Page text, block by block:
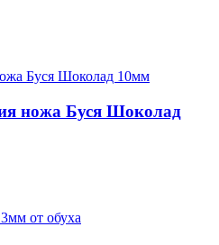
ножа Буся Шоколад